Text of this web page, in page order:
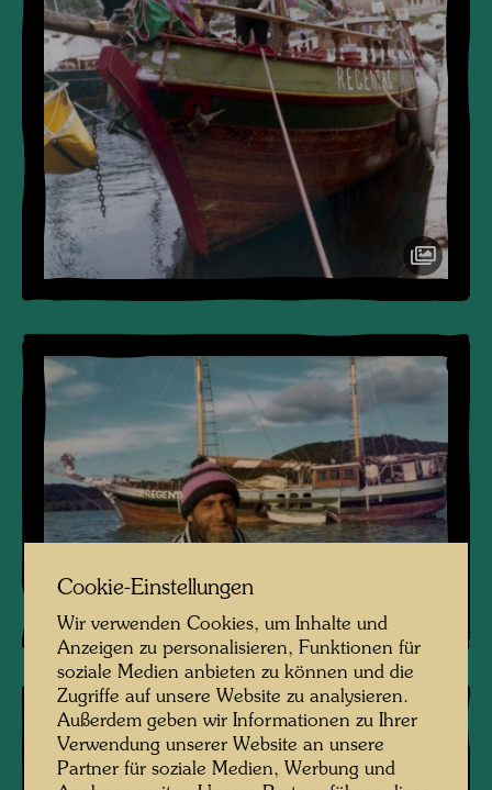
Cookie-Einstellungen
Wir verwenden Cookies, um Inhalte und
Anzeigen zu personalisieren, Funktionen für
soziale Medien anbieten zu können und die
Zugriffe auf unsere Website zu analysieren.
Außerdem geben wir Informationen zu Ihrer
Verwendung unserer Website an unsere
Partner für soziale Medien, Werbung und